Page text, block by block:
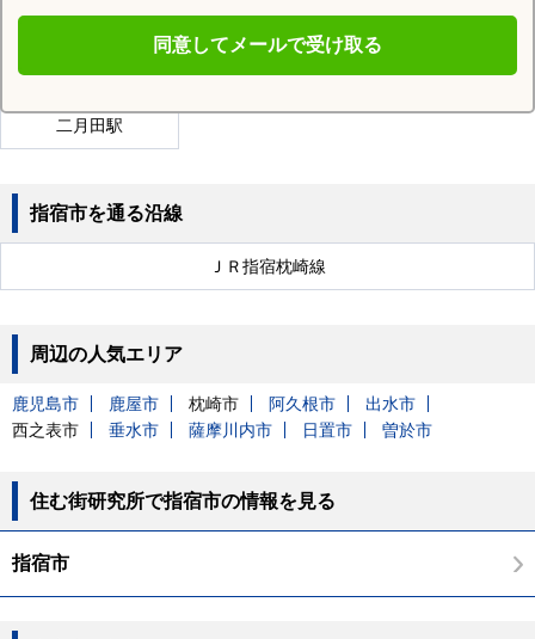
同意してメールで受け取る
宮ケ浜駅 山川駅 入野駅
二月田駅
指宿市を通る沿線
ＪＲ指宿枕崎線
周辺の人気エリア
鹿児島市 鹿屋市 枕崎市 阿久根市
出水市
西之表市
垂水市 薩摩川内市 日置市 曽於市
住む街研究所で指宿市の情報を見る
指宿市